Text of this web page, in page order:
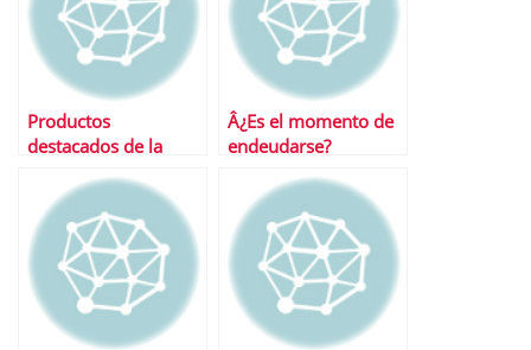
Productos
destacados de la
Â¿Es el momento de
endeudarse?